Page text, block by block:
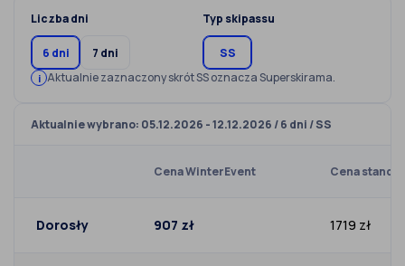
Liczba dni
6 dni 7 dni
Typ skipassu
SS
Aktualnie zaznaczony skrót SS oznacza Superskirama.
Aktualnie wybrano: 05.12.2026 - 12.12.2026 / 6 dni / SS
Cena WinterEvent Cena
Dorosły 907 zł 1719 zł